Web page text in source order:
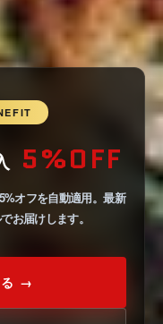
5%OFF
オフを自動適用。最新
お届けします。
る →